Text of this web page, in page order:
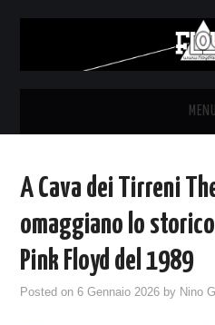
MENU
THE LUNATICS
SYD BARRETT – ALLE SOGLIE
A Cava dei Tirreni
omaggiano lo
Pink Floyd del 1989
Posted on6 Gennaio 2026 by Nino